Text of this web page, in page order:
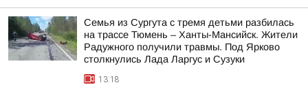
Семья из Сургута с тремя детьми разбилась
на трассе Тюмень – Ханты-Мансийск. Жители
Радужного получили травмы. Под Ярково
столкнулись Лада Ларгус и Сузуки
13:18